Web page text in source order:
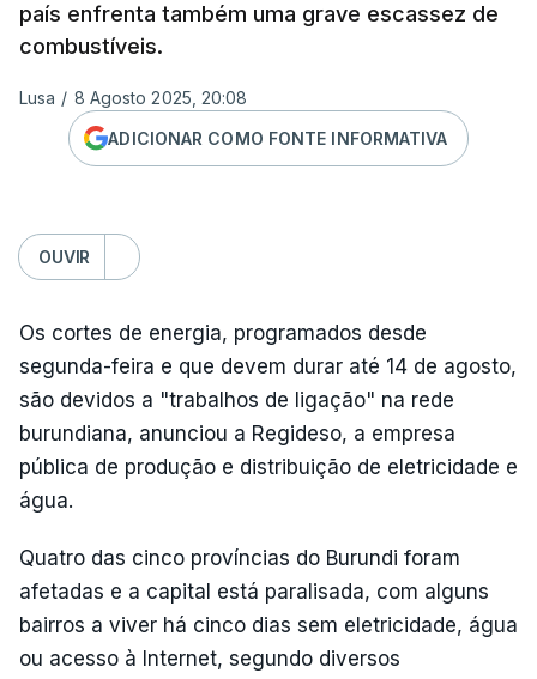
país enfrenta também uma grave escassez de
combustíveis.
Lusa / 8 Agosto 2025, 20:08
ADICIONAR COMO FONTE INFORMATIVA
OUVIR
Os cortes de energia, programados desde
segunda-feira e que devem durar até 14 de agosto,
são devidos a "trabalhos de ligação" na rede
burundiana, anunciou a Regideso, a empresa
pública de produção e distribuição de eletricidade e
água.
Quatro das cinco províncias do Burundi foram
afetadas e a capital está paralisada, com alguns
bairros a viver há cinco dias sem eletricidade, água
ou acesso à Internet, segundo diversos